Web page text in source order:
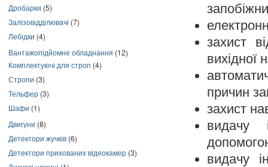
Дробарки (5)
Залізовідділювачі (7)
Лебідки (4)
Вантажопідйомне обладнання (12)
Комплектуючі для строп (4)
Стропи (3)
Тельфер (3)
Шафи (1)
Двигуни (8)
Детектори жучків (6)
Детектори прихованих відеокамер (3)
захист
вихідної
причин
захист
видачу
видачу